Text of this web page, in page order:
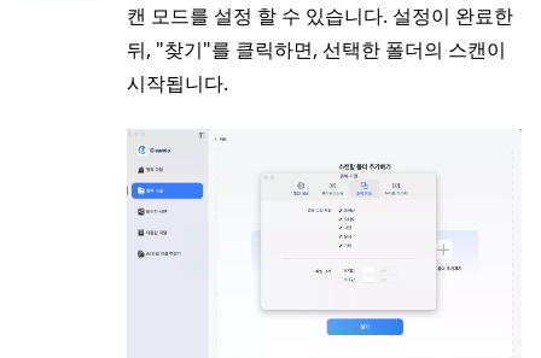
캔 모드를 설정 할 수 있습니다. 설정이 완료한
뒤, "찾기"를 클릭하면, 선택한 폴더의 스캔이
시작됩니다.